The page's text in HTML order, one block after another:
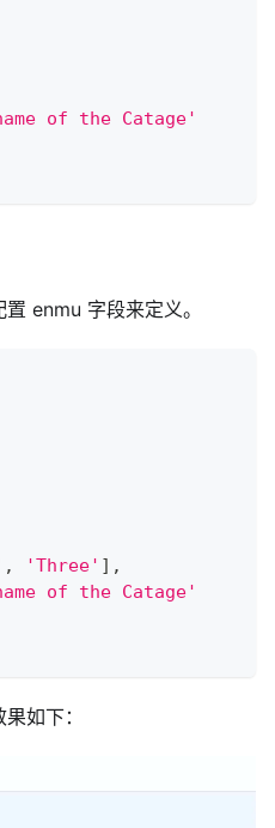
of the Catage'
enmu 字段来定义。
, 'Three' ] ,
of the Catage'
如下：